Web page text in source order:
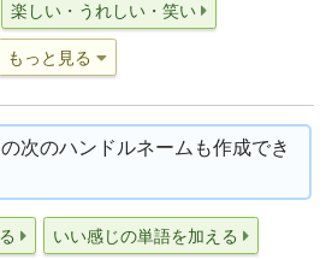
楽しい・うれしい・笑い
もっと見る
の次のハンドルネームも作成でき
いい感じの単語を加える